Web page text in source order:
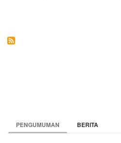
PENGUMUMAN BERITA